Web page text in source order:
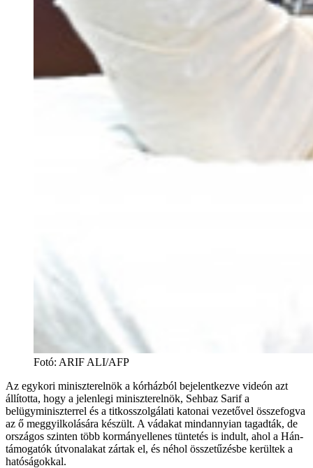
Fotó: ARIF ALI/AFP
Az egykori miniszterelnök a kórházból bejelentkezve videón azt
állította, hogy a jelenlegi miniszterelnök, Sehbaz Sarif a
belügyminiszterrel és a titkosszolgálati katonai vezetővel összefogva
az ő meggyilkolására készült. A vádakat mindannyian tagadták, de
országos szinten több kormányellenes tüntetés is indult, ahol a Hán-
támogatók útvonalakat zártak el, és néhol összetűzésbe kerültek a
hatóságokkal.